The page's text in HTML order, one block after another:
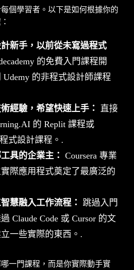
個學習者。以下是如何根據你的
新手，以前從未寫過程式
的免費入門課程開
的非程式設計師課程
經驗，希望快速上手：
直接
的 Replit 課程或
式設計課程。.
具的企業主：
Coursera 專業
際應用程式奠定了最廣泛的
慧融入工作流程：
跳過入門
Claude Code 或 Cursor 的文
一些實際的東西。.
一門課程，而是你實際動手實